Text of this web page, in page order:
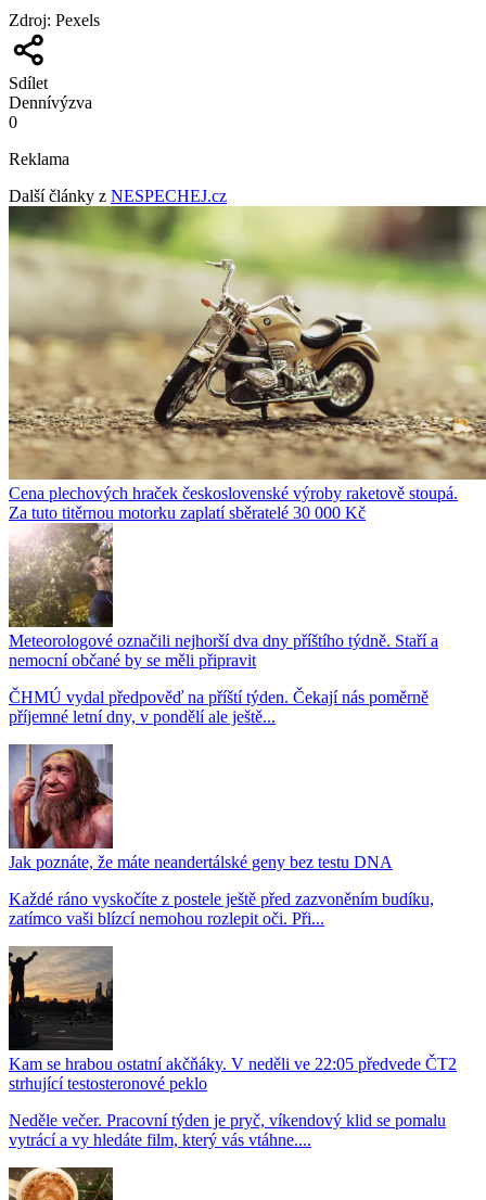
Zdroj: Pexels
Sdílet
Dennívýzva
0
Reklama
Další články z NESPECHEJ.cz
Cena plechových hraček československé výroby raketově stoupá.
Za tuto titěrnou motorku zaplatí sběratelé 30 000 Kč
Meteorologové označili nejhorší dva dny příštího týdně. Staří a
nemocní občané by se měli připravit
ČHMÚ vydal předpověď na příští týden. Čekají nás poměrně
příjemné letní dny, v pondělí ale ještě...
Jak poznáte, že máte neandertálské geny bez testu DNA
Každé ráno vyskočíte z postele ještě před zazvoněním budíku,
zatímco vaši blízcí nemohou rozlepit oči. Při...
Kam se hrabou ostatní akčňáky. V neděli ve 22:05 předvede ČT2
strhující testosteronové peklo
Neděle večer. Pracovní týden je pryč, víkendový klid se pomalu
vytrácí a vy hledáte film, který vás vtáhne....